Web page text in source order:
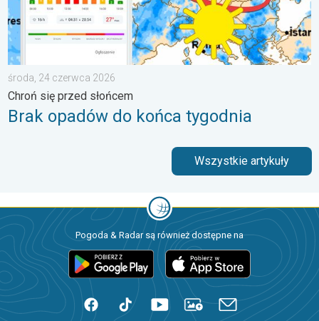
środa, 24 czerwca 2026
Chroń się przed słońcem
Brak opadów do końca tygodnia
Wszystkie artykuły
Pogoda & Radar są również dostępne na